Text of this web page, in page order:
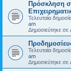
Πρόσκληση
Τελευταία
am
Δημοσιεύτηκε σε
Τελευταία
am
Δημοσιεύτηκε σε